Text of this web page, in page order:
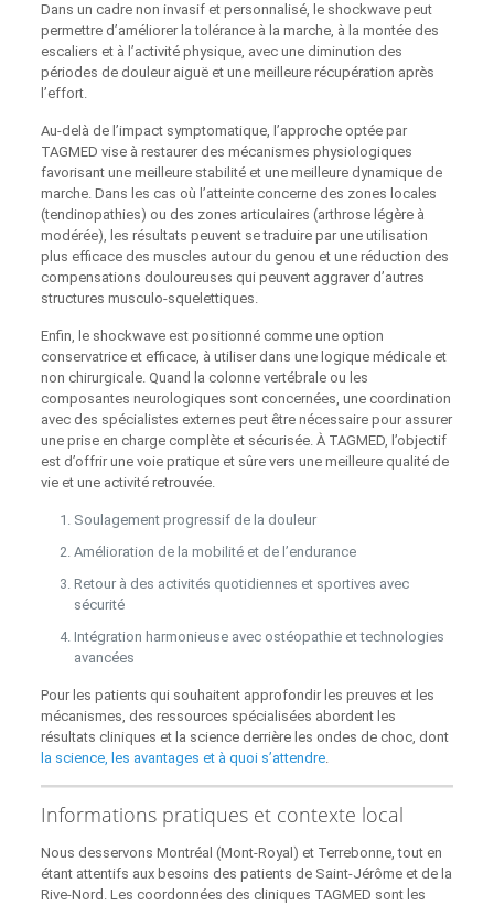
Dans un cadre non invasif et personnalisé, le shockwave peut
permettre d’améliorer la tolérance à la marche, à la montée des
escaliers et à l’activité physique, avec une diminution des
périodes de douleur aiguë et une meilleure récupération après
l’effort.
Au-delà de l’impact symptomatique, l’approche optée par
TAGMED vise à restaurer des mécanismes physiologiques
favorisant une meilleure stabilité et une meilleure dynamique de
marche. Dans les cas où l’atteinte concerne des zones locales
(tendinopathies) ou des zones articulaires (arthrose légère à
modérée), les résultats peuvent se traduire par une utilisation
plus efficace des muscles autour du genou et une réduction des
compensations douloureuses qui peuvent aggraver d’autres
structures musculo-squelettiques.
Enfin, le shockwave est positionné comme une option
conservatrice et efficace, à utiliser dans une logique médicale et
non chirurgicale. Quand la colonne vertébrale ou les
composantes neurologiques sont concernées, une coordination
avec des spécialistes externes peut être nécessaire pour assurer
une prise en charge complète et sécurisée. À TAGMED, l’objectif
est d’offrir une voie pratique et sûre vers une meilleure qualité de
vie et une activité retrouvée.
Soulagement progressif de la douleur
Amélioration de la mobilité et de l’endurance
Retour à des activités quotidiennes et sportives avec
sécurité
Intégration harmonieuse avec ostéopathie et technologies
avancées
Pour les patients qui souhaitent approfondir les preuves et les
mécanismes, des ressources spécialisées abordent les
résultats cliniques et la science derrière les ondes de choc, dont
la science, les avantages et à quoi s’attendre.
Informations pratiques et contexte local
Nous desservons Montréal (Mont-Royal) et Terrebonne, tout en
étant attentifs aux besoins des patients de Saint-Jérôme et de la
Rive-Nord. Les coordonnées des cliniques TAGMED sont les